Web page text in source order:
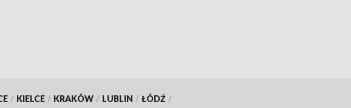
/ KIELCE / KRAKÓW / LUBLIN / ŁÓDŹ /